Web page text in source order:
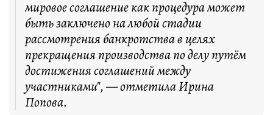
мировое соглашение как процедура может
быть заключено на любой стадии
рассмотрения банкротства в целях
прекращения производства по делу путём
достижения соглашений между
участниками", — отметила Ирина
Попова.